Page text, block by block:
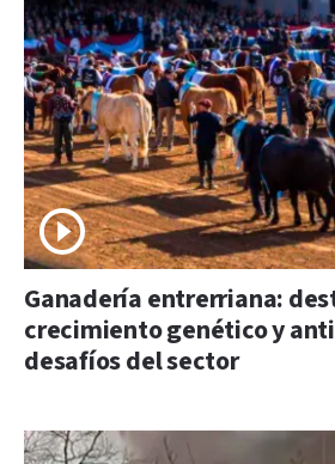
Ganadería entrerriana:
crecimiento genético y
desafíos del sector